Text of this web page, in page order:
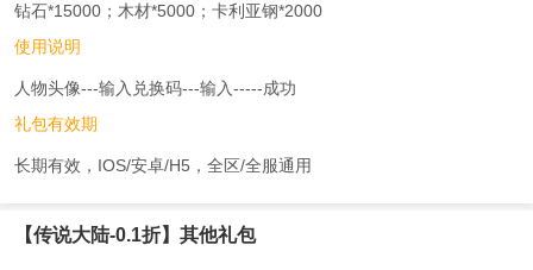
钻石*15000；木材*5000；卡利亚钢*2000
使用说明
人物头像---输入兑换码---输入-----成功
礼包有效期
长期有效，IOS/安卓/H5，全区/全服通用
【传说大陆-0.1折】其他礼包